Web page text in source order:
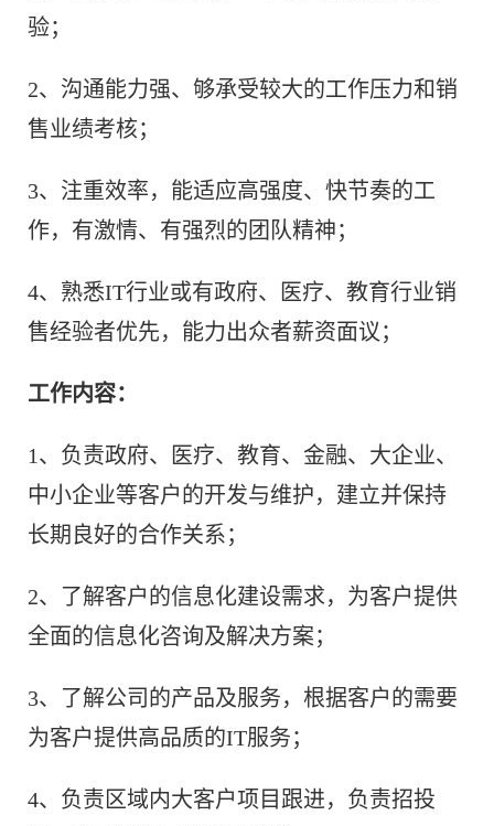
验；
2、沟通能力强、够承受较大的工作压力和销
售业绩考核；
3、注重效率，能适应高强度、快节奏的工
作，有激情、有强烈的团队精神；
4、熟悉IT行业或有政府、医疗、教育行业销
售经验者优先，能力出众者薪资面议；
工作内容：
1、负责政府、医疗、教育、金融、大企业、
中小企业等客户的开发与维护，建立并保持
长期良好的合作关系；
2、了解客户的信息化建设需求，为客户提供
全面的信息化咨询及解决方案；
3、了解公司的产品及服务，根据客户的需要
为客户提供高品质的IT服务；
4、负责区域内大客户项目跟进，负责招投